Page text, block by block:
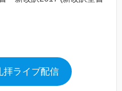
拝ライブ配信